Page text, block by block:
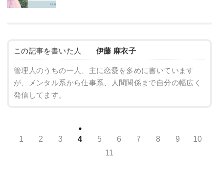
この記事を書いた人 伊藤 麻衣子
管理人のうちの一人、主に恋愛を多めに書いています
が、メンタル系から仕事系、人間関係まで自分の幅広く
発信してます。
1 2 3 4 5 6 7 8 9
10
11